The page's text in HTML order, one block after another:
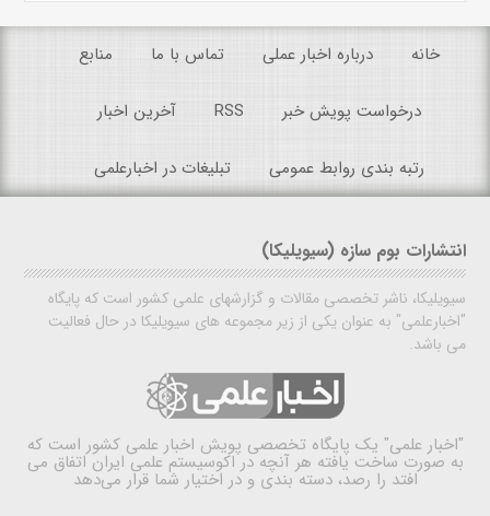
خانه درباره اخبار عملی تماس با ما منابع
درخواست پویش خبر RSS آخرین اخبار
رتبه بندی روابط عمومی تبلیغات در اخبارعلمی
انتشارات بوم سازه (سیویلیکا)
سیویلیکا، ناشر تخصصی مقالات و گزارشهای علمی کشور است که پایگاه
"اخبارعلمی" به عنوان یکی از زیر مجموعه های سیویلیکا در حال فعالیت
می باشد.
"اخبار علمی" یک پایگاه تخصصی پویش اخبار علمی کشور است که
به صورت ساخت یافته هر آنچه در اکوسیستم علمی ایران اتفاق می
افتد را رصد، دسته بندی و در اختیار شما قرار می‌دهد